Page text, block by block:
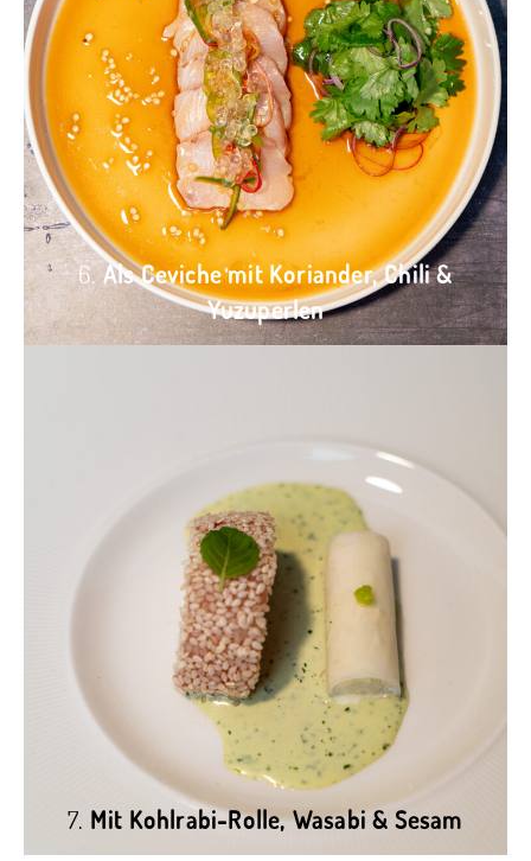
6.Als Ceviche mit Koriander, Chili &
Yuzuperlen
7. Mit Kohlrabi-Rolle, Wasabi & Sesam